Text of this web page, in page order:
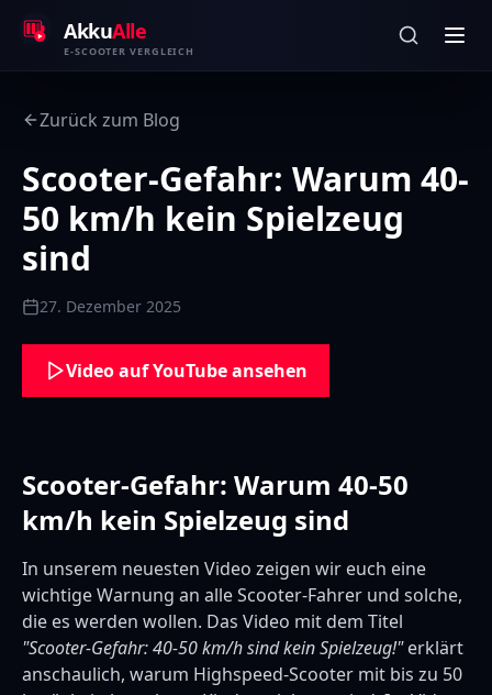
AkkuAlle
E-SCOOTER VERGLEICH
Zurück zum Blog
Scooter-Gefahr: Warum 40-
50 km/h kein Spielzeug
sind
27. Dezember 2025
Video auf YouTube ansehen
Scooter-Gefahr: Warum 40-50
km/h kein Spielzeug sind
In unserem neuesten Video zeigen wir euch eine
wichtige Warnung an alle Scooter-Fahrer und solche,
die es werden wollen. Das Video mit dem Titel
"Scooter-Gefahr: 40-50 km/h sind kein Spielzeug!"erklärt
anschaulich, warum Highspeed-Scooter mit bis zu 50